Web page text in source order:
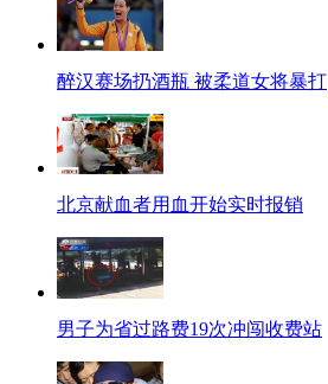
醉汉赛场扔酒瓶 被柔道女将暴打
北京献血者用血开始实时报销
男子为省过路费19次冲闯收费站